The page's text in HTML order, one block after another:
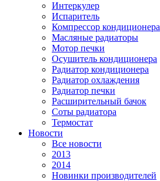
Интеркулер
Испаритель
Компрессор кондиционера
Масляные радиаторы
Мотор печки
Осушитель кондиционера
Радиатор кондиционера
Радиатор охлаждения
Радиатор печки
Расширительный бачок
Соты радиатора
Термостат
Новости
Все новости
2013
2014
Новинки производителей